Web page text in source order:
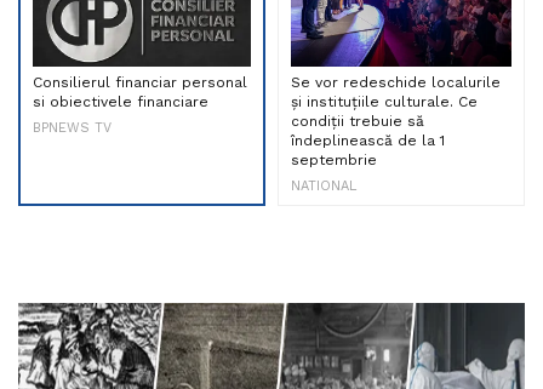
Consilierul financiar personal
si obiectivele financiare
BPNEWS TV
Se vor redeschide localurile
și instituțiile culturale. Ce
condiții trebuie să
îndeplinească de la 1
septembrie
NATIONAL